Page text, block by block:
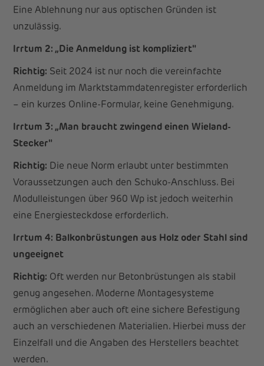
Eine Ablehnung nur aus optischen Gründen ist
unzulässig.
Irrtum 2: „Die Anmeldung ist kompliziert"
Richtig: Seit 2024 ist nur noch die vereinfachte
Anmeldung im Marktstammdatenregister erforderlich
– ein kurzes Online-Formular, keine Genehmigung.
Irrtum 3: „Man braucht zwingend einen Wieland-
Stecker"
Richtig: Die neue Norm erlaubt unter bestimmten
Voraussetzungen auch den Schuko-Anschluss. Bei
Modulleistungen über 960 Wp ist jedoch weiterhin
eine Energiesteckdose erforderlich.
Irrtum 4: Balkonbrüstungen aus Holz oder Stahl sind
ungeeignet
Richtig: Oft werden nur Betonbrüstungen als stabil
genug angesehen. Moderne Montagesysteme
ermöglichen aber auch oft eine sichere Befestigung
auch an verschiedenen Materialien. Hierbei muss der
Einzelfall und die Angaben des Herstellers beachtet
werden.